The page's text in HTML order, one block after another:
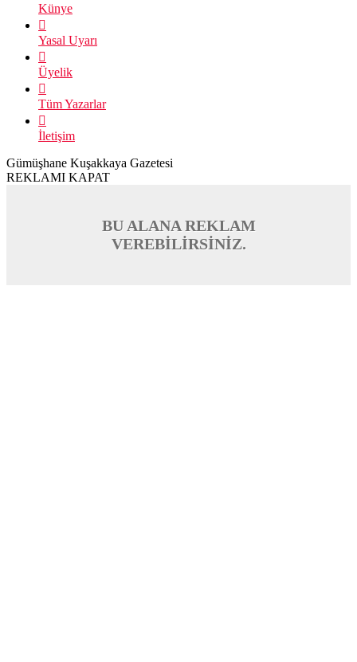
Künye
Yasal Uyarı
Üyelik
Tüm Yazarlar
İletişim
Gümüşhane Kuşakkaya Gazetesi
REKLAMI KAPAT
BU ALANA REKLAM
VEREBİLİRSİNİZ.